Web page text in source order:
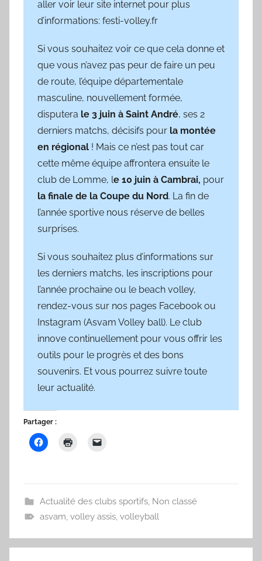
aller voir leur site internet pour plus
d’informations: festi-volley.fr
Si vous souhaitez voir ce que cela donne et
que vous n’avez pas peur de faire un peu
de route, l’équipe départementale
masculine, nouvellement formée,
disputera le 3 juin à Saint André, ses 2
derniers matchs, décisifs pour la montée
en régional ! Mais ce n’est pas tout car
cette même équipe affrontera ensuite le
club de Lomme, le 10 juin à Cambrai, pour
la finale de la Coupe du Nord. La fin de
l’année sportive nous réserve de belles
surprises.
Si vous souhaitez plus d’informations sur
les derniers matchs, les inscriptions pour
l’année prochaine ou le beach volley,
rendez-vous sur nos pages Facebook ou
Instagram (Asvam Volley ball). Le club
innove continuellement pour vous offrir les
outils pour le progrès et des bons
souvenirs. Et vous pourrez suivre toute
leur actualité.
Partager :
Actualité des clubs sportifs, Non classé
asvam, volley assis, volleyball